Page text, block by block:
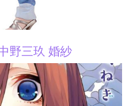
野三玖 婚紗